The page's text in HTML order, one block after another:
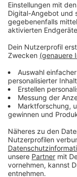
Verpass'
ANTENNE
Lifestyle
Du